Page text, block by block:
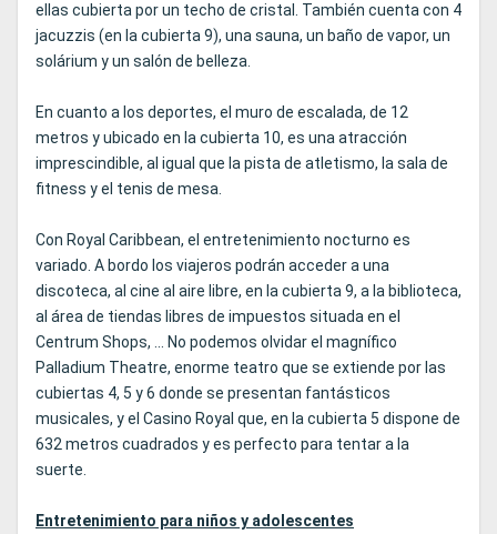
ellas cubierta por un techo de cristal. También cuenta con 4
jacuzzis (en la cubierta 9), una sauna, un baño de vapor, un
solárium y un salón de belleza.
En cuanto a los deportes, el muro de escalada, de 12
metros y ubicado en la cubierta 10, es una atracción
imprescindible, al igual que la pista de atletismo, la sala de
fitness y el tenis de mesa.
Con Royal Caribbean, el entretenimiento nocturno es
variado. A bordo los viajeros podrán acceder a una
discoteca, al cine al aire libre, en la cubierta 9, a la biblioteca,
al área de tiendas libres de impuestos situada en el
Centrum Shops, ... No podemos olvidar el magnífico
Palladium Theatre, enorme teatro que se extiende por las
cubiertas 4, 5 y 6 donde se presentan fantásticos
musicales, y el Casino Royal que, en la cubierta 5 dispone de
632 metros cuadrados y es perfecto para tentar a la
suerte.
Entretenimiento para niños y adolescentes